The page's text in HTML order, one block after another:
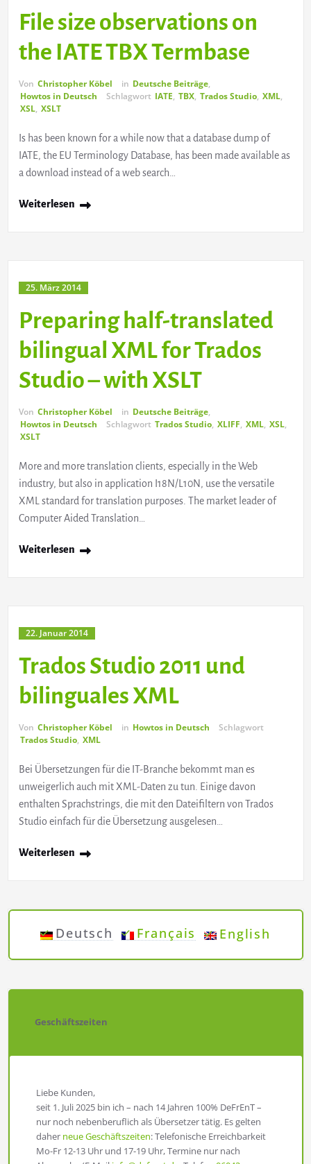
File size observations on
the IATE TBX Termbase
Von Christopher Köbel in Deutsche Beiträge,
Howtos in Deutsch
Schlagwort IATE, TBX, Trados Studio, XML,
XSL, XSLT
Is has been known for a while now that a database dump of
IATE, the EU Terminology Database, has been made available as
a download instead of a web search…
Weiterlesen
25. März 2014
Preparing half-translated
bilingual XML for Trados
Studio – with XSLT
Von Christopher Köbel in Deutsche Beiträge,
Howtos in Deutsch
Schlagwort Trados Studio, XLIFF, XML, XSL,
XSLT
More and more translation clients, especially in the Web
industry, but also in application I18N/L10N, use the versatile
XML standard for translation purposes. The market leader of
Computer Aided Translation…
Weiterlesen
22. Januar 2014
Trados Studio 2011 und
bilinguales XML
Von Christopher Köbel in Howtos in Deutsch
Schlagwort
Trados Studio, XML
Bei Übersetzungen für die IT-Branche bekommt man es
unweigerlich auch mit XML-Daten zu tun. Einige davon
enthalten Sprachstrings, die mit den Dateifiltern von Trados
Studio einfach für die Übersetzung ausgelesen…
Weiterlesen
Deutsch Français English
Geschäftszeiten
Liebe Kunden,
seit 1. Juli 2025 bin ich – nach 14 Jahren 100% DeFrEnT –
nur noch nebenberuflich als Übersetzer tätig. Es gelten
daher neue Geschäftszeiten: Telefonische Erreichbarkeit
Mo-Fr 12-13 Uhr und 17-19 Uhr, Termine nur nach